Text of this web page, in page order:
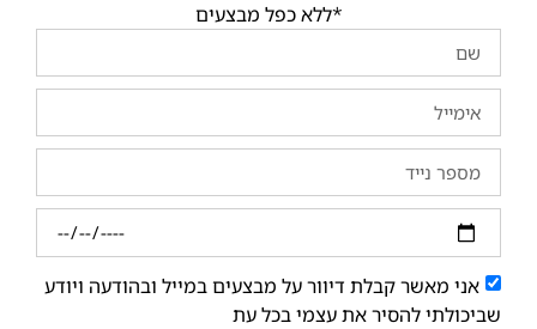
*ללא כפל מבצעים
אני מאשר קבלת דיוור על מבצעים במייל ובהודעה ויודע
שביכולתי להסיר את עצמי בכל עת